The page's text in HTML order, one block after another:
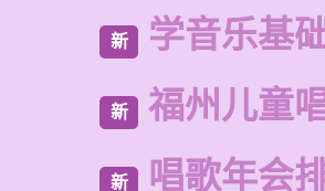
新 学音乐基
新 福州儿童
新 唱歌年会